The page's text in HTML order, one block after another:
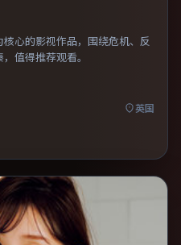
心的影视作品，围绕危机、反
值得推荐观看。
英国